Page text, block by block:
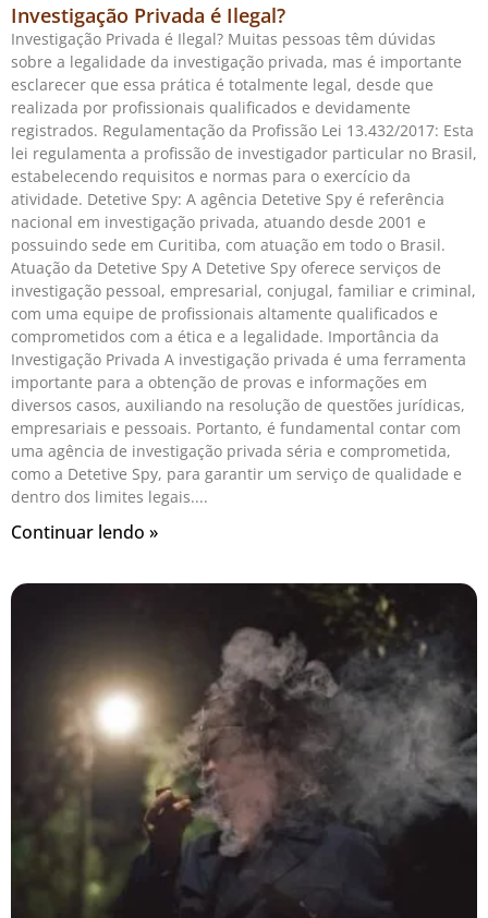
Investigação Privada é Ilegal?
Investigação Privada é Ilegal? Muitas pessoas têm dúvidas
sobre a legalidade da investigação privada, mas é importante
esclarecer que essa prática é totalmente legal, desde que
realizada por profissionais qualificados e devidamente
registrados. Regulamentação da Profissão Lei 13.432/2017: Esta
lei regulamenta a profissão de investigador particular no Brasil,
estabelecendo requisitos e normas para o exercício da
atividade. Detetive Spy: A agência Detetive Spy é referência
nacional em investigação privada, atuando desde 2001 e
possuindo sede em Curitiba, com atuação em todo o Brasil.
Atuação da Detetive Spy A Detetive Spy oferece serviços de
investigação pessoal, empresarial, conjugal, familiar e criminal,
com uma equipe de profissionais altamente qualificados e
comprometidos com a ética e a legalidade. Importância da
Investigação Privada A investigação privada é uma ferramenta
importante para a obtenção de provas e informações em
diversos casos, auxiliando na resolução de questões jurídicas,
empresariais e pessoais. Portanto, é fundamental contar com
uma agência de investigação privada séria e comprometida,
como a Detetive Spy, para garantir um serviço de qualidade e
dentro dos limites legais.
Continuar lendo »